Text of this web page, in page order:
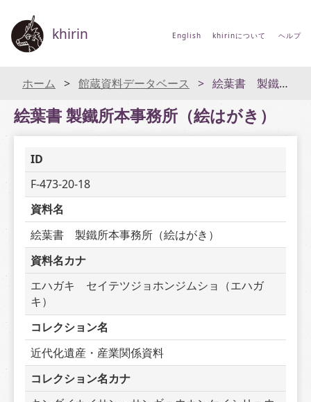
khirin English khirinについて ヘルプ
ホーム 館蔵資料データベース 絵葉書 製鐵所本事務所（絵はがき）
絵葉書 製鐵所本事務所（絵はがき）
ID
F-473-20-18
資料名
絵葉書　製鐵所本事務所（絵はがき）
資料名カナ
エハガキ　セイテツジョホンジムショ（エハガ
キ）
コレクション名
近代化遺産・産業関係資料
コレクション名カナ